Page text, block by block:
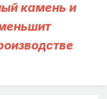
камень и